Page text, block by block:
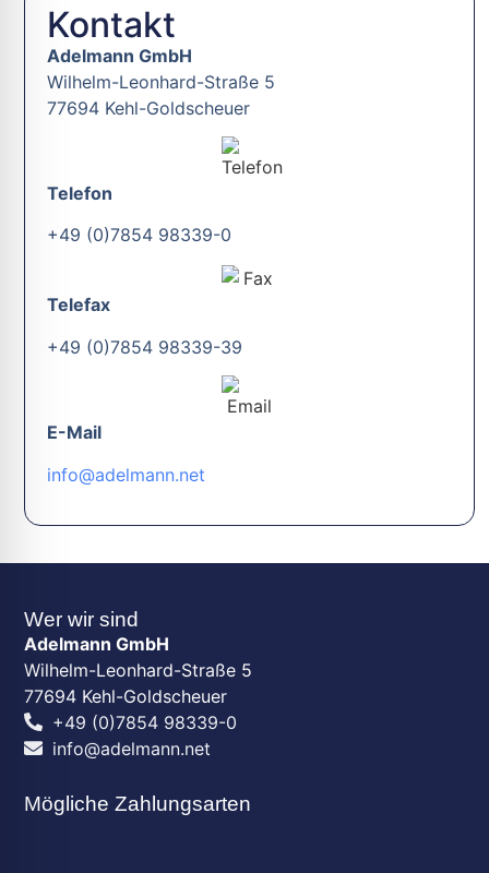
Kontakt
Adelmann GmbH
Wilhelm-Leonhard-Straße 5
77694 Kehl-Goldscheuer
Telefon
+49 (0)7854 98339-0
Telefax
+49 (0)7854 98339-39
E-Mail
info@adelmann.net
Wer wir sind
Adelmann GmbH
Wilhelm-Leonhard-Straße 5
77694 Kehl-Goldscheuer
+49 (0)7854 98339-0
info@adelmann.net
Mögliche Zahlungsarten